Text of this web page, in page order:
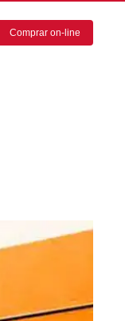
Comprar on-line